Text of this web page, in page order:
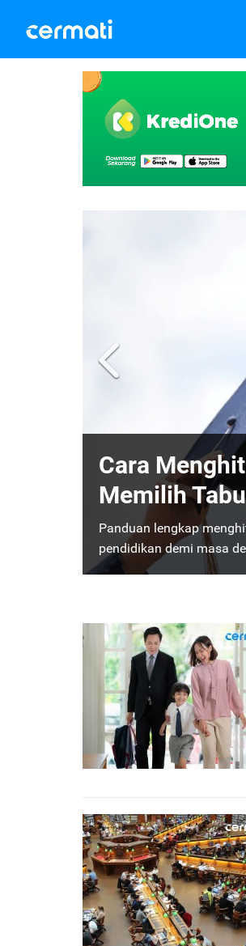
Mengenal
Digunakan
Diperlukan
Sekolah internasional
estimasi biaya sekolah